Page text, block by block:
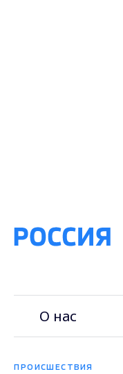
О нас
ПРОИСШЕСТВИЯ